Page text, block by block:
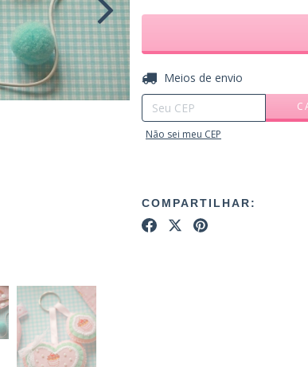
Entregas para o CEP:
Meios de envio
Não sei meu CEP
COMPARTILHAR: